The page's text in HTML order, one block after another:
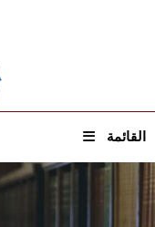
القائمة